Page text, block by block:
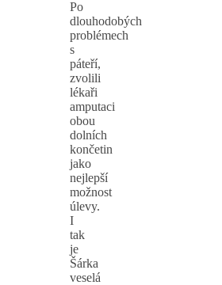
Po
dlouhodobých
problémech
s
páteří,
zvolili
lékaři
amputaci
obou
dolních
končetin
jako
nejlepší
možnost
úlevy.
I
tak
je
Šárka
veselá